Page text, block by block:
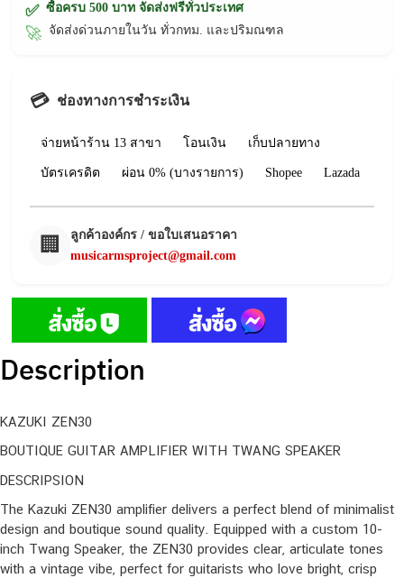
✅ ซื้อครบ 500 บาท จัดส่งฟรีทั่วประเทศ
🚀 จัดส่งด่วนภายในวัน ทั่วกทม. และปริมณฑล
💳 ช่องทางการชำระเงิน
จ่ายหน้าร้าน 13 สาขา โอนเงิน เก็บปลายทาง
บัตรเครดิต ผ่อน 0% (บางรายการ) Shopee Lazada
🏢
ลูกค้าองค์กร / ขอใบเสนอราคา
musicarmsproject@gmail.com
Description
KAZUKI ZEN30
BOUTIQUE GUITAR AMPLIFIER WITH TWANG SPEAKER
DESCRIPSION
The Kazuki ZEN30 amplifier delivers a perfect blend of minimalist
design and boutique sound quality. Equipped with a custom 10-
inch Twang Speaker, the ZEN30 provides clear, articulate tones
with a vintage vibe, perfect for guitarists who love bright, crisp